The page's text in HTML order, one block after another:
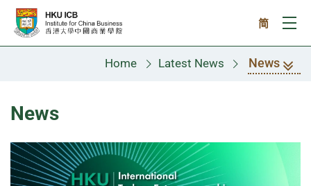
Skip to main content
简
Home Latest News News
News